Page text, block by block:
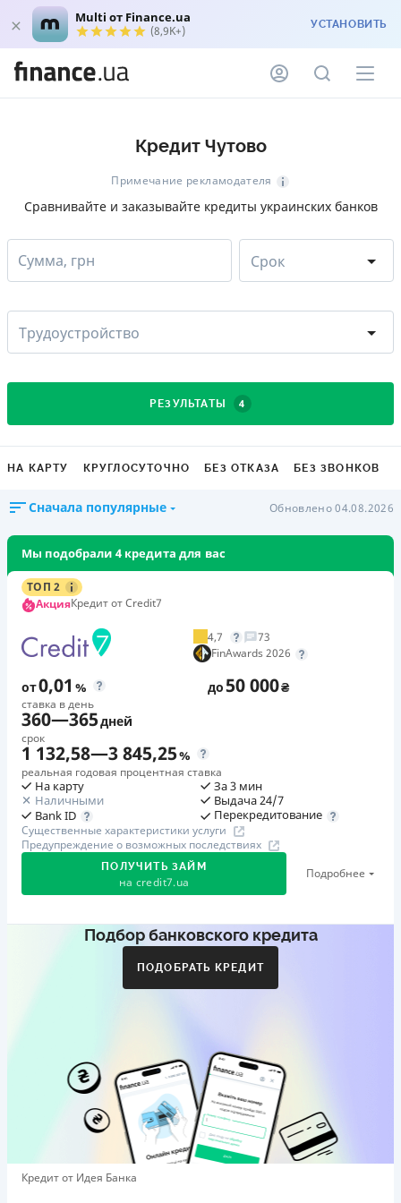
Multi от Finance.ua
(8,9K+) УСТАНОВИТЬ
Кредит Чутово
Примечание рекламодателя
Сравнивайте и заказывайте кредиты украинских банков
Сумма, грн Срок
Трудоустройство
РЕЗУЛЬТАТЫ 4
НА КАРТУ КРУГЛОСУТОЧНО БЕЗ ОТКАЗА БЕЗ ЗВОНКОВ
Сначала популярные Обновлено 04.08.2026
Мы подобрали 4 кредита для вас
ТОП 2
АкцияКредит от Credit7
4,7
73
FinAwards 2026
от0,01 %
ставка в день
до50 000₴
360—365дней
срок
1 132,58—3 845,25%
реальная годовая процентная ставка
На карту
Наличными
Bank ID
За 3 мин
Выдача 24/7
Перекредитование
Существенные характеристики услуги
Предупреждение о возможных последствиях
ПОЛУЧИТЬ ЗАЙМ
на credit7.ua
Подробнее
Акция: «Кешбэк за друга»
друг регистрируется и получает первый кредит (от
Бронзовый призер FinAwards 2026 «Лучшая программа
лояльности»
Первый займ
от 0,01%/день до 30 000 ₴
Повторный займ
Подбор банковского кредита
ПОДОБРАТЬ КРЕДИТ
Кредит от Идея Банка